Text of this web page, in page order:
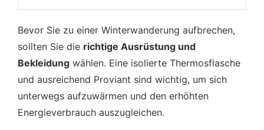
Bevor Sie zu einer Winterwanderung aufbrechen,
sollten Sie die richtige Ausrüstung und
Bekleidung wählen. Eine isolierte Thermosflasche
und ausreichend Proviant sind wichtig, um sich
unterwegs aufzuwärmen und den erhöhten
Energieverbrauch auszugleichen.